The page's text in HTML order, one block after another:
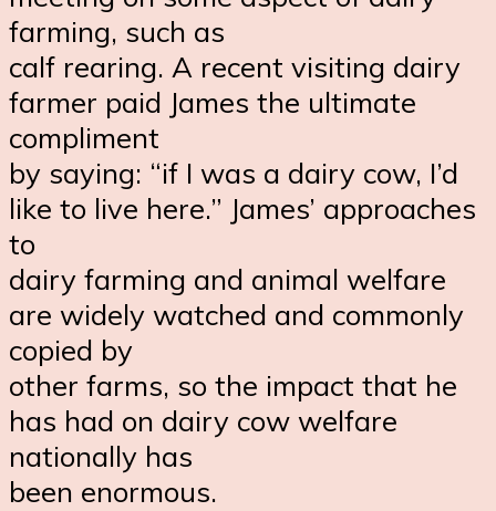
farming, such as
calf rearing. A recent visiting dairy
farmer paid James the ultimate
compliment
by saying: “if I was a dairy cow, I’d
like to live here.” James’ approaches
to
dairy farming and animal welfare
are widely watched and commonly
copied by
other farms, so the impact that he
has had on dairy cow welfare
nationally has
been enormous.